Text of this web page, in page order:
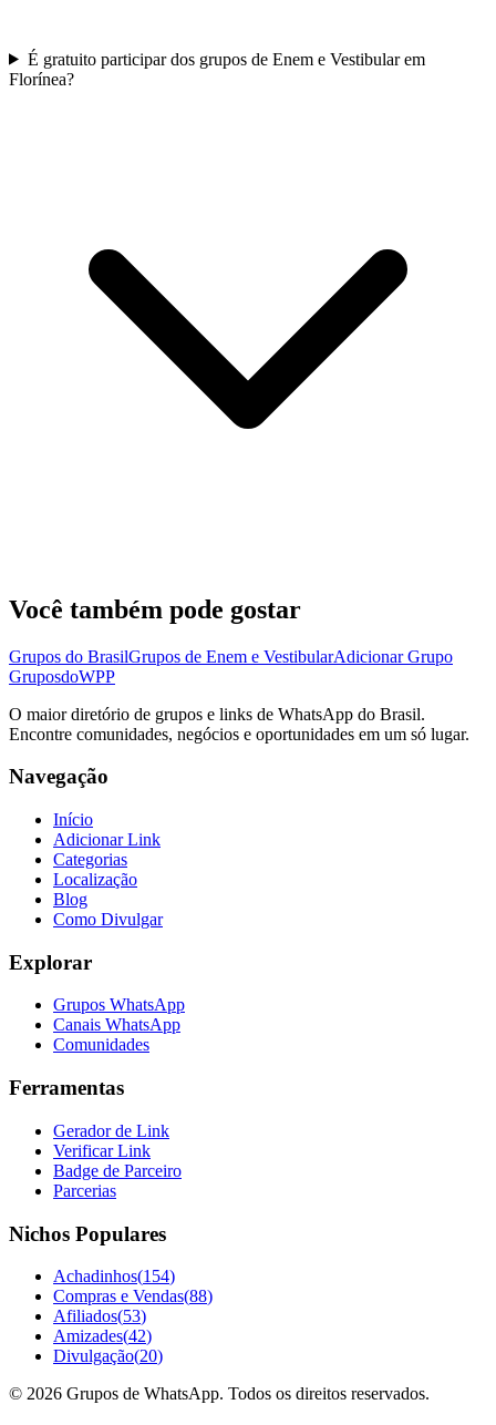
É gratuito participar dos grupos de Enem e Vestibular em
Florínea?
Você também pode gostar
Grupos do BrasilGrupos de Enem e VestibularAdicionar Grupo
GruposdoWPP
O maior diretório de grupos e links de WhatsApp do Brasil.
Encontre comunidades, negócios e oportunidades em um só lugar.
Navegação
Início
Adicionar Link
Categorias
Localização
Blog
Como Divulgar
Explorar
Grupos WhatsApp
Canais WhatsApp
Comunidades
Ferramentas
Gerador de Link
Verificar Link
Badge de Parceiro
Parcerias
Nichos Populares
Achadinhos(154)
Compras e Vendas(88)
Afiliados(53)
Amizades(42)
Divulgação(20)
© 2026 Grupos de WhatsApp. Todos os direitos reservados.